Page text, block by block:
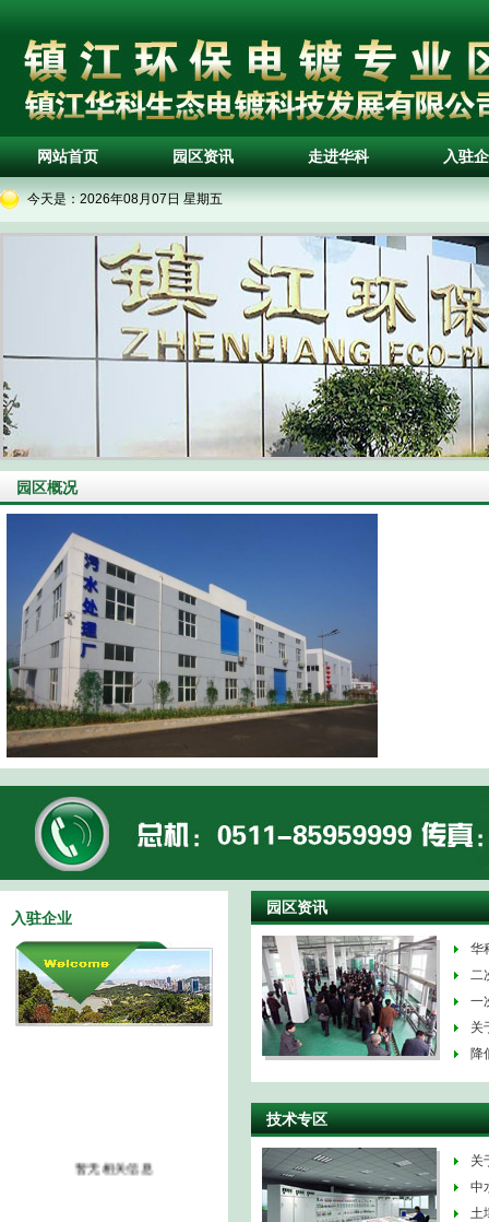
网站首页 园区资讯 走进华科 入驻
今天是：2026年08月07日 星期五
园区概况
入驻企业
暂无相关信息
园区资讯
华
二
一
关
降
技术专区
关
中
土